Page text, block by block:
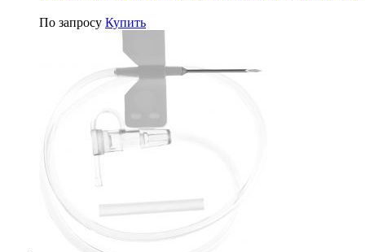
По запросу Купить